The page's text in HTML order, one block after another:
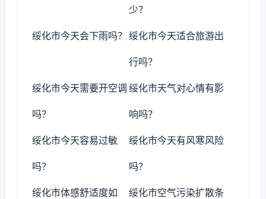
少？
绥化市今天会下雨吗？ 绥化市今天适合旅游出
行吗？
绥化市今天需要开空调
吗？
绥化市天气对心情有影
响吗？
绥化市今天容易过敏
吗？
绥化市今天有风寒风险
吗？
绥化市体感舒适度如 绥化市空气污染扩散条